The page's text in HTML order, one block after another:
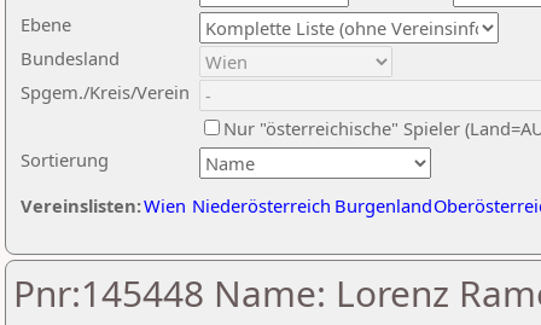
Ebene
Sortierung
Bundesland
Spgem./Kreis/Verein
Nur "österreichische" Spieler
Vereinslisten:Wien Niederösterreich Burgenland
Pnr:145448 Name: Lorenz